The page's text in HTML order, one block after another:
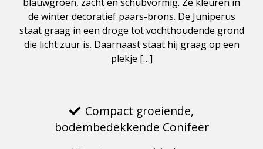
de winter decoratief paars-brons. De Juniperus
staat graag in een droge tot vochthoudende grond
die licht zuur is. Daarnaast staat hij graag op een
plekje […]
Compact groeiende,
bodembedekkende Conifeer